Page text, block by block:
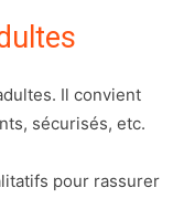
Il convient
sécurisés, etc.
pour rassurer